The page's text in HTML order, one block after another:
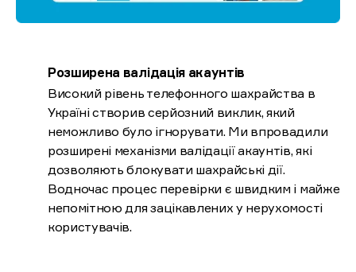
Розширена валідація акаунтів
Високий рівень телефонного шахрайства в
Україні створив серйозний виклик, який
неможливо було ігнорувати. Ми впровадили
розширені механізми валідації акаунтів, які
дозволяють блокувати шахрайські дії.
Водночас процес перевірки є швидким і майже
непомітною для зацікавлених у нерухомості
користувачів.